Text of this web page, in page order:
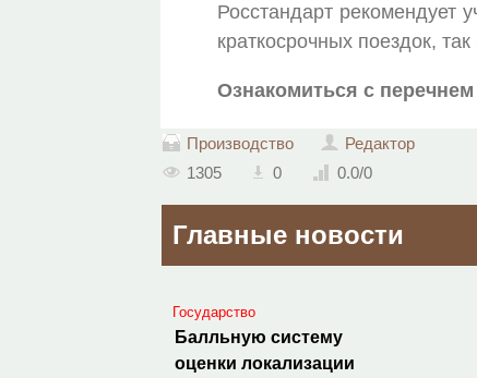
Росстандарт рекомендует
краткосрочных поездок,
Ознакомиться с
Производство
Редактор
1305
0 0.0/0
Главные новости
Государство
Балльную систему
оценки локализации